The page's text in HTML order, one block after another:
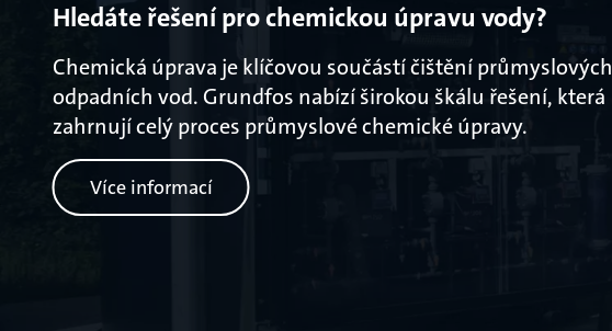
Hledáte řešení pro chemickou úpravu vody?
Chemická úprava je klíčovou součástí čištění průmyslových
odpadních vod. Grundfos nabízí širokou škálu řešení, která
zahrnují celý proces průmyslové chemické úpravy.
Více informací